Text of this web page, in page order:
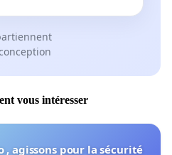
vous intéresser
, agissons pour la sécurité